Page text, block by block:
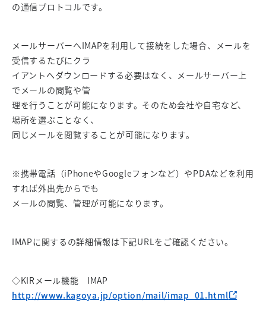
の通信プロトコルです。
メールサーバーへIMAPを利用して接続をした場合、メールを
受信するたびにクラ
イアントへダウンロードする必要はなく、メールサーバー上
でメールの閲覧や管
理を行うことが可能になります。そのため会社や自宅など、
場所を選ぶことなく、
同じメールを閲覧することが可能になります。
※携帯電話（iPhoneやGoogleフォンなど）やPDAなどを利用
すれば外出先からでも
メールの閲覧、管理が可能になります。
IMAPに関するの詳細情報は下記URLをご確認ください。
◇KIRメール機能 IMAP
http://www.kagoya.jp/option/mail/imap_01.html